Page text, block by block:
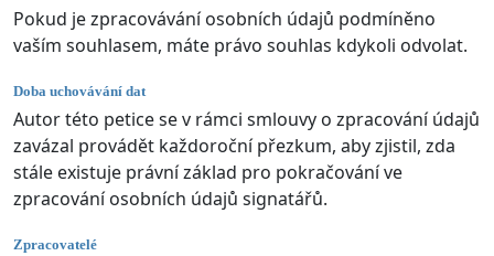
Pokud je zpracovávání osobních údajů podmíněno
vaším souhlasem, máte právo souhlas kdykoli odvolat.
Doba uchovávání dat
Autor této petice se v rámci smlouvy o zpracování údajů
zavázal provádět každoroční přezkum, aby zjistil, zda
stále existuje právní základ pro pokračování ve
zpracování osobních údajů signatářů.
Zpracovatelé